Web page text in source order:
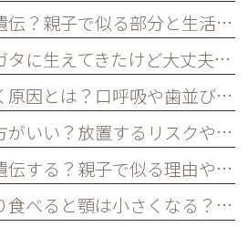
子どもの歯並びは遺伝？親子で似る部分と生活習慣で変えられる部分を歯科医が解説｜宮原・さいたま市北区の歯医者
子どもの歯がガタガタに生えてきたけど大丈夫？永久歯の歯並びについて歯科医が解説｜宮原・さいたま市北区の歯医者
朝起きると口が乾く原因とは？口呼吸や歯並びとの関係を歯科医が解説｜宮原・さいたま市北区の歯医者
歯ぎしりは治した方がいい？放置するリスクや原因を歯科医が解説｜宮原・さいたま市北区の歯医者
子どもの歯並びは遺伝する？親子で似る理由や予防できるポイントを歯科医が解説｜宮原・さいたま市北区の歯医者
柔らかいものばかり食べると顎は小さくなる？子どもの歯並びとの関係を歯科医が解説｜宮原・さいたま市北区の歯医者